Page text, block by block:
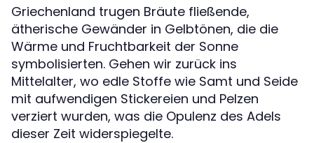
Griechenland trugen Bräute fließende,
ätherische Gewänder in Gelbtönen, die die
Wärme und Fruchtbarkeit der Sonne
symbolisierten. Gehen wir zurück ins
Mittelalter, wo edle Stoffe wie Samt und Seide
mit aufwendigen Stickereien und Pelzen
verziert wurden, was die Opulenz des Adels
dieser Zeit widerspiegelte.